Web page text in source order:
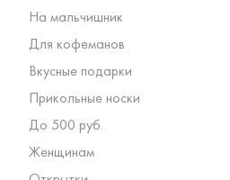
На мальчишник
Для кофеманов
Вкусные подарки
Прикольные носки
До 500 руб.
Женщинам